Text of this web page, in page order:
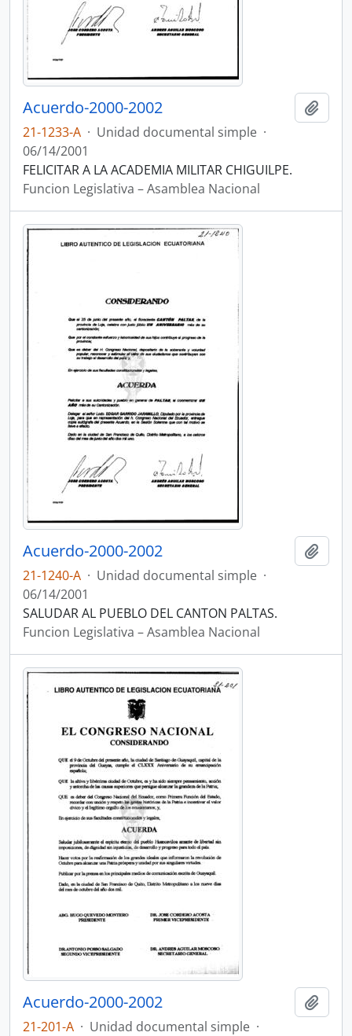
Acuerdo-2000-2002
21-1233-A · Unidad documental simple ·
06/14/2001
FELICITAR A LA ACADEMIA MILITAR CHIGUILPE.
Funcion Legislativa – Asamblea Nacional
Acuerdo-2000-2002
21-1240-A · Unidad documental simple ·
06/14/2001
SALUDAR AL PUEBLO DEL CANTON PALTAS.
Funcion Legislativa – Asamblea Nacional
Acuerdo-2000-2002
21-201-A · Unidad documental simple ·